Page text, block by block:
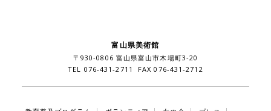
富山県美術館
〒930-0806 富山県富山市木場町3-20
TEL 076-431-2711 FAX 076-431-2712